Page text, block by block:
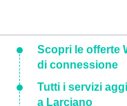
Scopri le offerte
di connessione
Tutti i servizi
a Larciano